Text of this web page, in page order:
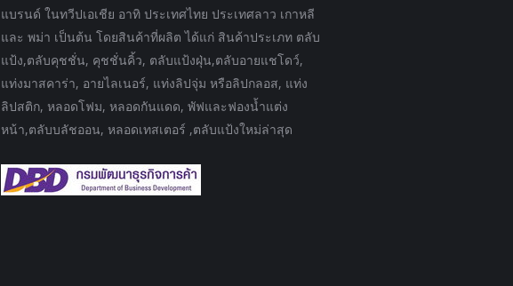
แบรนด์ ในทวีปเอเชีย อาทิ ประเทศไทย ประเทศลาว เกาหลี
และ พม่า เป็นต้น โดยสินค้าที่ผลิต ได้แก่ สินค้าประเภท ตลับ
แป้ง,ตลับคุชชั่น, คุชชั่นคิ้ว, ตลับแป้งฝุ่น,ตลับอายแชโดว์,
แท่งมาสคาร่า, อายไลเนอร์, แท่งลิปจุ่ม หรือลิปกลอส, แท่ง
ลิปสติก, หลอดโฟม, หลอดกันแดด, พัฟและฟองน้ำแต่ง
หน้า,ตลับบลัชออน, หลอดเทสเตอร์ ,ตลับแป้งใหม่ล่าสุด